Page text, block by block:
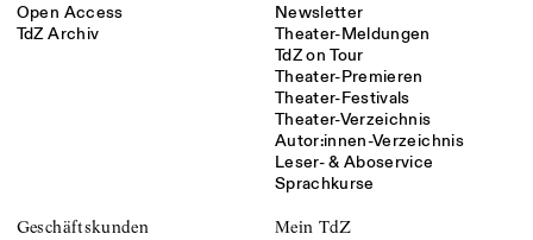
Open Access
TdZ Archiv
Newsletter
Theater-Meldungen
TdZ on Tour
Theater-Premieren
Theater-Festivals
Theater-Verzeichnis
Autor:innen-Verzeichnis
Leser- & Aboservice
Sprachkurse
Geschäftskunden Mein TdZ